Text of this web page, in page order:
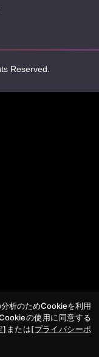
Reserved.
析のためCookieを利用
の使用に同意する
] または[プライバシーポ